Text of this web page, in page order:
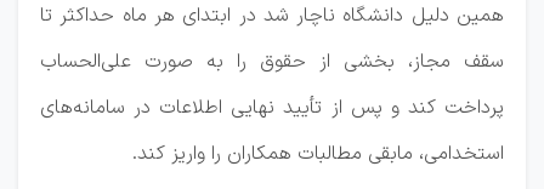
همین دلیل دانشگاه ناچار شد در ابتدای هر ماه حداکثر تا
سقف مجاز، بخشی از حقوق را به صورت علی‌الحساب
پرداخت کند و پس از تأیید نهایی اطلاعات در سامانه‌های
استخدامی، مابقی مطالبات همکاران را واریز کند.